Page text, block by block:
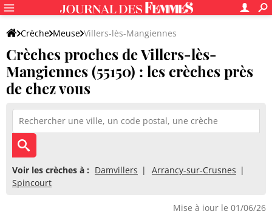
Crèche Meuse Villers-lès-Mangiennes
Crèches proches de Villers-lès-
Mangiennes (55150) : les crèches près
de chez vous
Voir les crèches à : Damvillers
Arrancy-sur-Crusnes
Spincourt
Mise à jour le 01/06/26